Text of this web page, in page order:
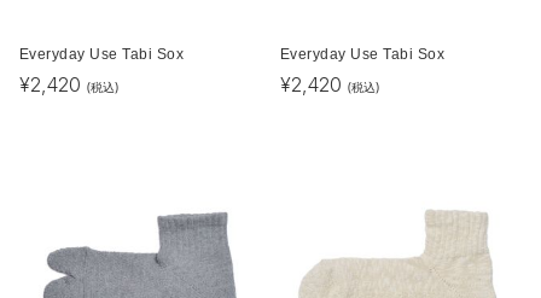
Everyday Use Tabi Sox
¥2,420 (税込)
Everyday Use Tabi Sox
¥2,420 (税込)